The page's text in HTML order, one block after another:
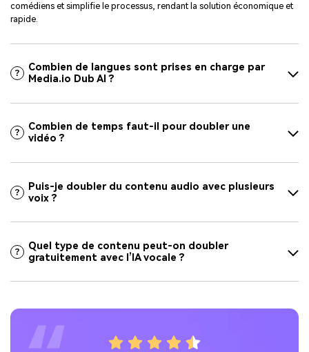
comédiens et simplifie le processus, rendant la solution économique et
rapide.
Combien de langues sont prises en charge par
Media.io Dub AI ?
Combien de temps faut-il pour doubler une
vidéo ?
Puis-je doubler du contenu audio avec plusieurs
voix ?
Quel type de contenu peut-on doubler
gratuitement avec l’IA vocale ?